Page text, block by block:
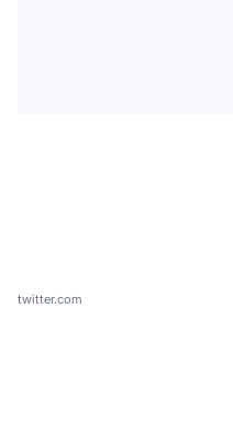
twitter.com